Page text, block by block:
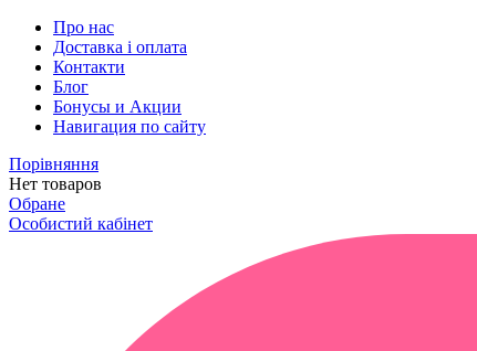
Про нас
Доставка і оплата
Контакти
Блог
Бонусы и Акции
Навигация по сайту
Порівняння
Нет товаров
Обране
Особистий кабінет